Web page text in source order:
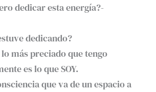
dedicar esta energía?-
dedicando?
lo más preciado que tengo
es lo que SOY.
que va de un espacio a